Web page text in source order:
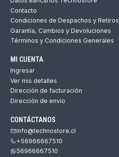
Contacto
Condiciones de Despachos y Retiros
Garantía, Cambios y Devoluciones
Términos y Condiciones Generales
MI CUENTA
Ingresar
Ver mis detalles
Dirección de facturación
Dirección de envío
CONTÁCTANOS
info@technostore.cl
+56966667510
56966667510